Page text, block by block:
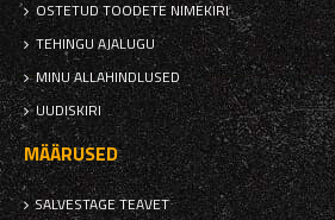
OSTETUD TOODETE NIMEKIRI
TEHINGU AJALUGU
MINU ALLAHINDLUSED
UUDISKIRI
MÄÄRUSED
SALVESTAGE TEAVET